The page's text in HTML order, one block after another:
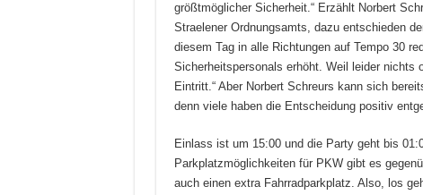
größtmöglicher Sicherheit.“ Erzählt Norbert
Straelener Ordnungsamts, dazu entschieden
diesem Tag in alle Richtungen auf Tempo 30
Sicherheitspersonals erhöht. Weil leider nichts
Eintritt.“ Aber Norbert Schreurs kann sich
denn viele haben die Entscheidung positiv
Einlass ist um 15:00 und die Party geht bis
Parkplatzmöglichkeiten für PKW gibt es
auch einen extra Fahrradparkplatz. Also, los